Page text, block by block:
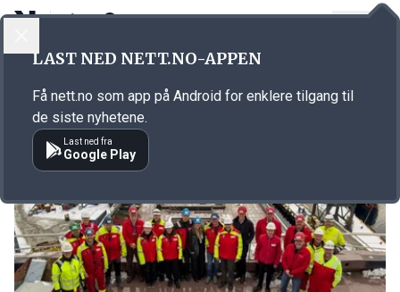
Emne: yacht
LAST NED NETT.NO-APPEN
Få nett.no som app på Android for enklere tilgang til
de siste nyhetene.
Last ned fra
Google Play